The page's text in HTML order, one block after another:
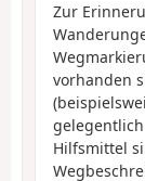
Zur
vorhanden
Hilfsmittel